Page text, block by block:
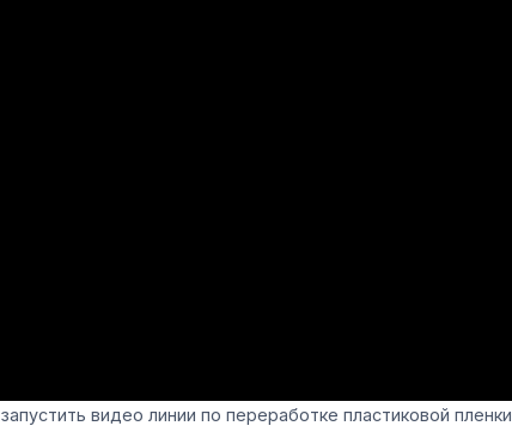
запустить видео линии по переработке пластиковой пленки